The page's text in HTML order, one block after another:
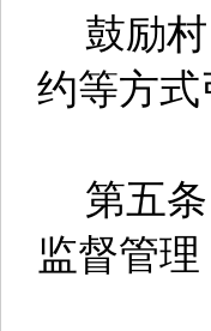
鼓励村
约等方
第五条
监督管